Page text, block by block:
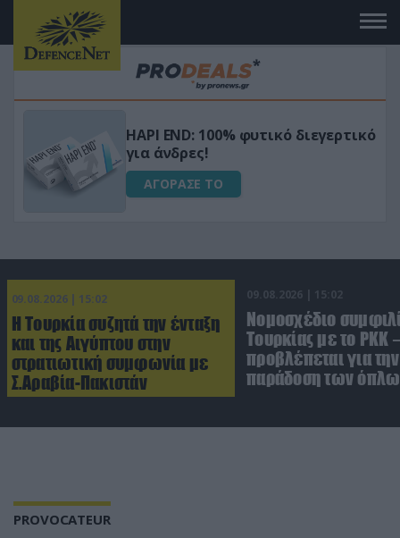
Μεταμόρφωσε τον κήπο σου με το
Ultra Box Μίνι Αλυσοπρίονο με
μπαταρία λιθίου
ΑΓΟΡΑΣΕ ΤΟ
09.08.2026 | 15:02
Η Τουρκία συζητά την ένταξη
και της Αιγύπτου στην
στρατιωτική συμφωνία με
Σ.Αραβία-Πακιστάν
09.08.2026 | 15:02
Νομοσχέδιο
Τουρκίας με το ΡΚΚ
προβλέπεται για την
παράδοση των
PROVOCATEUR